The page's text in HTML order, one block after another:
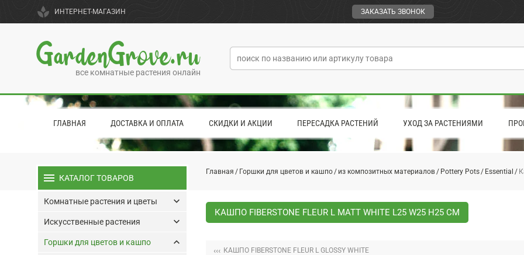
spa ИНТЕРНЕТ-МАГАЗИН ЗАКАЗАТЬ ЗВОНОК
GardenGrove.ru
все комнатные растения онлайн
ГЛАВНАЯ ДОСТАВКА И ОПЛАТА СКИДКИ И АКЦИИ ПЕРЕСАДКА РАСТЕНИЙ УХОД ЗА РАСТЕНИЯМИ
Главная Горшки для цветов и кашпо из композитных материалов Pottery Pots Essential
КАШПО FIBERSTONE FLEUR L MATT WHITE L25 W25 H25 СМ
‹‹‹ КАШПО FIBERSTONE FLEUR L GLOSSY WHITE
menu КАТАЛОГ ТОВАРОВ
Комнатные растения и цветы keyboard_arrow_down
Искусственные растения keyboard_arrow_down
Горшки для цветов и кашпо keyboard_arrow_up